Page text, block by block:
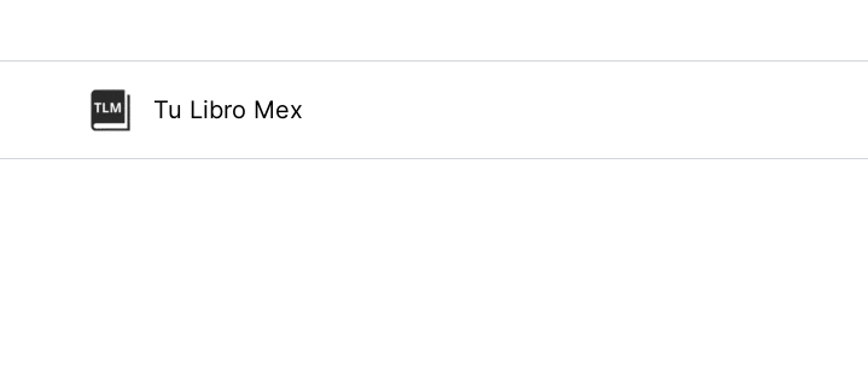
Tu Libro Mex
sabe